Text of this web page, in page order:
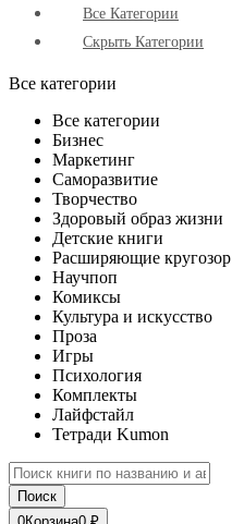
Все Категории
Скрыть Категории
Все категории
Все категории
Бизнес
Маркетинг
Саморазвитие
Творчество
Здоровый образ жизни
Детские книги
Расширяющие кругозор
Научпоп
Комиксы
Культура и искусство
Проза
Игры
Психология
Комплекты
Лайфстайл
Тетради Kumon
Поиск